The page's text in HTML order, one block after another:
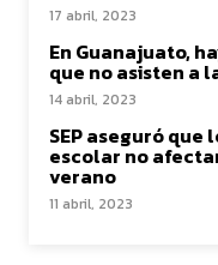
17 abril, 2023
En Guanajuato,
que no asisten a
14 abril, 2023
SEP aseguró
escolar no
verano
11 abril, 2023